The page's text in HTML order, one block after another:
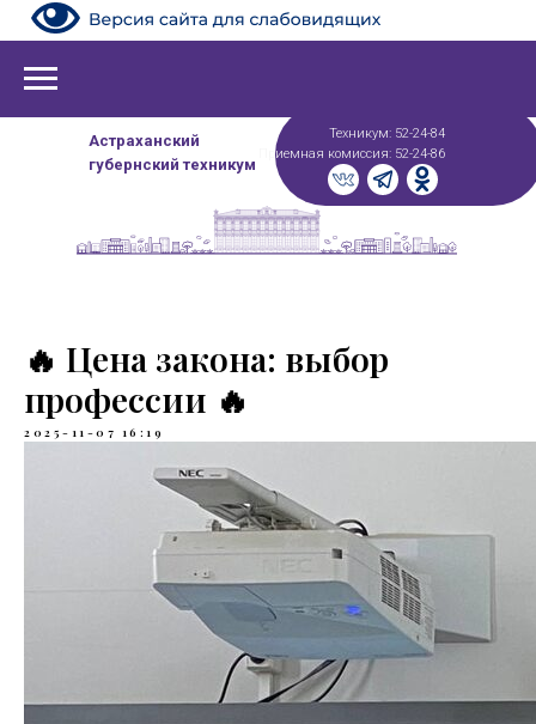
Астраханский
губернский техникум
Техникум: 52-24-84
Приемная комиссия: 52-24-86
🔥 Цена закона: выбор
профессии 🔥
2025-11-07 16:19